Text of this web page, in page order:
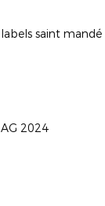
labels saint mandé
AG 2024